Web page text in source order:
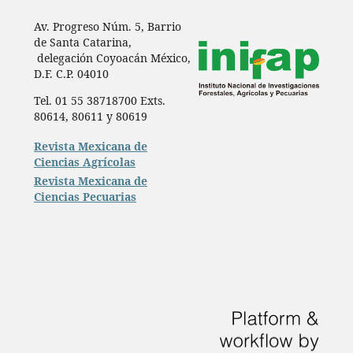
Av. Progreso Núm. 5, Barrio
de Santa Catarina,
delegación Coyoacán México,
D.F. C.P. 04010
Tel. 01 55 38718700 Exts.
80614, 80611 y 80619
Revista Mexicana de
Ciencias Agrícolas
Revista Mexicana de
Ciencias Pecuarias